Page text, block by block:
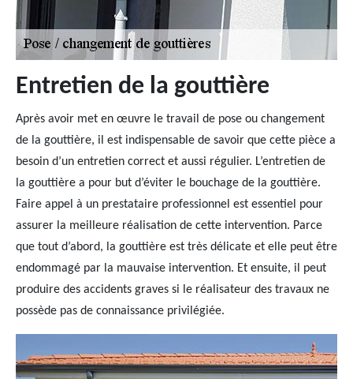
Entretien de la gouttière
Après avoir met en œuvre le travail de pose ou changement
de la gouttière, il est indispensable de savoir que cette pièce a
besoin d’un entretien correct et aussi régulier. L’entretien de
la gouttière a pour but d’éviter le bouchage de la gouttière.
Faire appel à un prestataire professionnel est essentiel pour
assurer la meilleure réalisation de cette intervention. Parce
que tout d’abord, la gouttière est très délicate et elle peut être
endommagé par la mauvaise intervention. Et ensuite, il peut
produire des accidents graves si le réalisateur des travaux ne
possède pas de connaissance privilégiée.